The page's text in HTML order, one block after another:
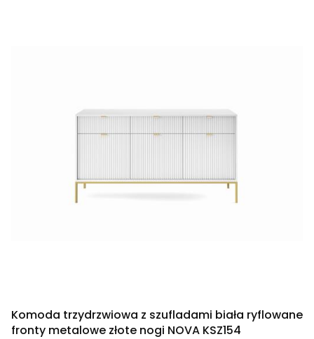
Komoda trzydrzwiowa z szufladami biała ryflowane
fronty metalowe złote nogi NOVA KSZ154